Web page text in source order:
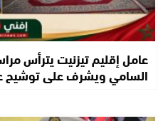
عامل إقليم تيزنيت يترأس
السامي ويشرف على